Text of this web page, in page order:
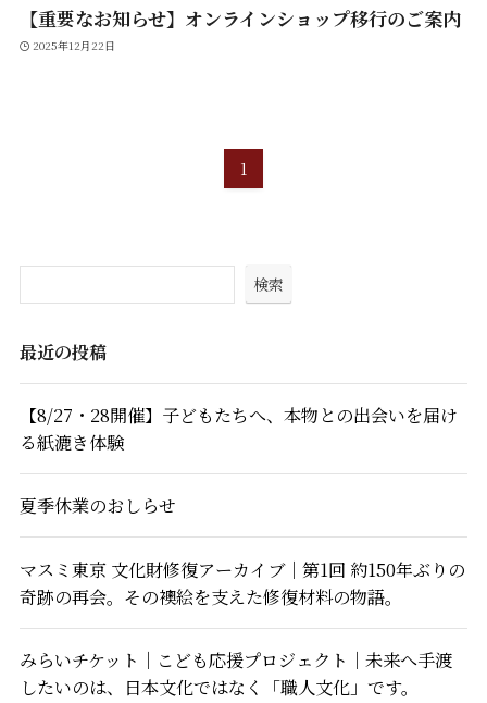
【重要なお知らせ】オンラインショップ移行のご案内
2025年12月22日
1
検索
最近の投稿
【8/27・28開催】子どもたちへ、本物との出会いを届け
る紙漉き体験
夏季休業のおしらせ
マスミ東京 文化財修復アーカイブ｜第1回 約150年ぶりの
奇跡の再会。その襖絵を支えた修復材料の物語。
みらいチケット｜こども応援プロジェクト｜未来へ手渡
したいのは、日本文化ではなく「職人文化」です。